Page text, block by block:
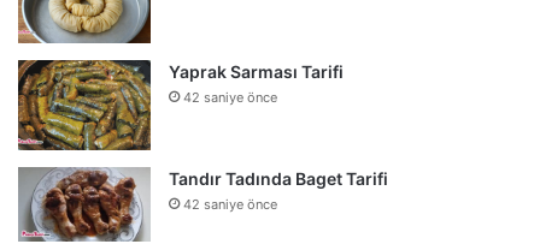
Yaprak Sarması Tarifi
42 saniye önce
Tandır Tadında Baget Tarifi
42 saniye önce